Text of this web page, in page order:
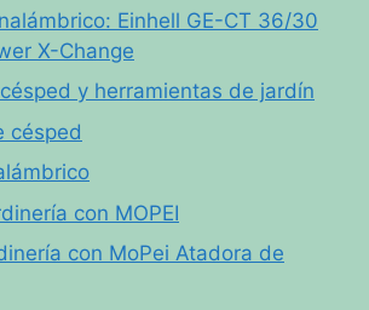
Einhell GE-CT 36/30
X-Change
y herramientas de jardín
césped
con MOPEI
con MoPei Atadora de